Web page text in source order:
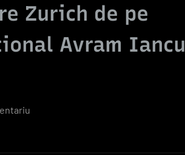
Zurich de pe
Avram Iancu